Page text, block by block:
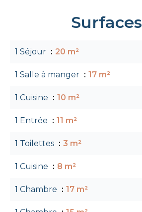
Surfaces
1 Séjour 20 m²
1 Salle à manger 17 m²
1 Cuisine 10 m²
1 Entrée 11 m²
1 Toilettes 3 m²
1 Cuisine 8 m²
1 Chambre 17 m²